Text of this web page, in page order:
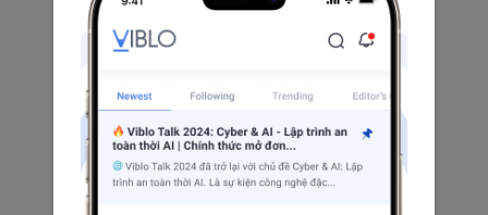
Theo dõi
Skural
0 0 0